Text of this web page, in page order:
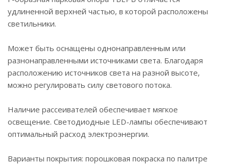
удлиненной верхней частью, в которой расположены
светильники.
Может быть оснащены однонаправленным или
разнонаправленными источниками света. Благодаря
расположению источников света на разной высоте,
можно регулировать силу светового потока.
Наличие рассеивателей обеспечивает мягкое
освещение. Светодиодные LED-лампы обеспечивают
оптимальный расход электроэнергии.
Варианты покрытия: порошковая покраска по палитре